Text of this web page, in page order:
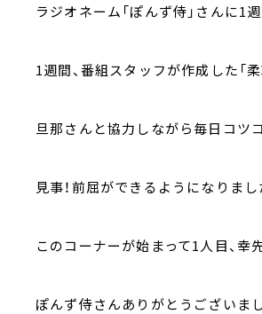
ラジオネーム「ぽんず侍」さんに1
1週間、番組スタッフが作成した「
旦那さんと協力しながら毎日コツ
見事！前屈ができるようになりまし
このコーナーが始まって1人目、幸
ぽんず侍さんありがとうございまし